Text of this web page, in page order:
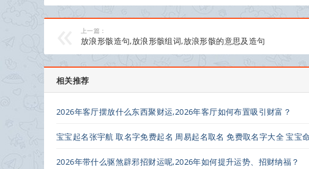
上一篇：
放浪形骸造句,放浪形骸组词,放浪形骸的意思及造句
相关推荐
2026年客厅摆放什么东西聚财运,2026年客厅如何布置吸引财富？
宝宝起名张宇航 取名字免费起名 周易起名取名 免费取名字大全 宝宝
2026年带什么驱煞辟邪招财运呢,2026年如何提升运势、招财纳福？